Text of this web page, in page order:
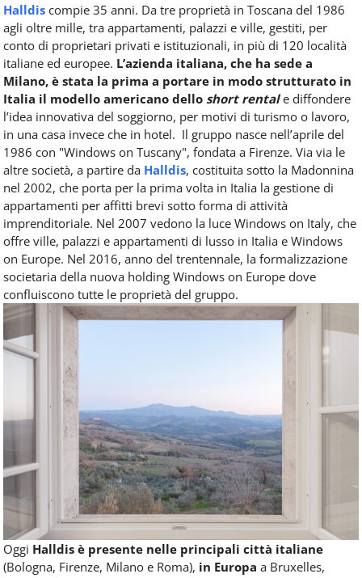
Halldis compie 35 anni. Da tre proprietà in Toscana del 1986
agli oltre mille, tra appartamenti, palazzi e ville, gestiti, per
conto di proprietari privati e istituzionali, in più di 120 località
italiane ed europee. L’azienda italiana, che ha sede a
Milano, è stata la prima a portare in modo strutturato in
Italia il modello americano dello short rentale diffondere
l’idea innovativa del soggiorno, per motivi di turismo o lavoro,
in una casa invece che in hotel. Il gruppo nasce nell’aprile del
1986 con "Windows on Tuscany", fondata a Firenze. Via via le
altre società, a partire da Halldis, costituita sotto la Madonnina
nel 2002, che porta per la prima volta in Italia la gestione di
appartamenti per affitti brevi sotto forma di attività
imprenditoriale. Nel 2007 vedono la luce Windows on Italy, che
offre ville, palazzi e appartamenti di lusso in Italia e Windows
on Europe. Nel 2016, anno del trentennale, la formalizzazione
societaria della nuova holding Windows on Europe dove
confluiscono tutte le proprietà del gruppo.
Oggi Halldis è presente nelle principali città italiane
(Bologna, Firenze, Milano e Roma), in Europa a Bruxelles,